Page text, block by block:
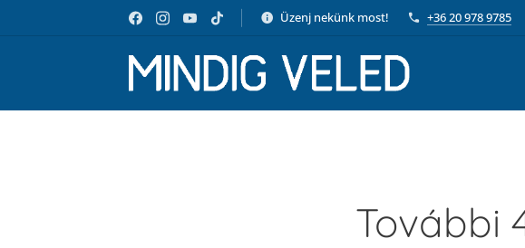
Üzenj nekünk most! +36 20 978 9785
További